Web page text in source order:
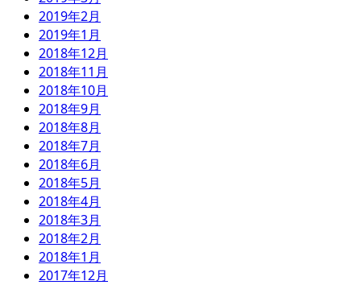
2019年2月
2019年1月
2018年12月
2018年11月
2018年10月
2018年9月
2018年8月
2018年7月
2018年6月
2018年5月
2018年4月
2018年3月
2018年2月
2018年1月
2017年12月